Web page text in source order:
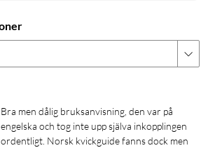
Bra men dålig bruksanvisning, den var på
engelska och tog inte upp själva inkopplingen
ordentligt. Norsk kvickguide fanns dock men